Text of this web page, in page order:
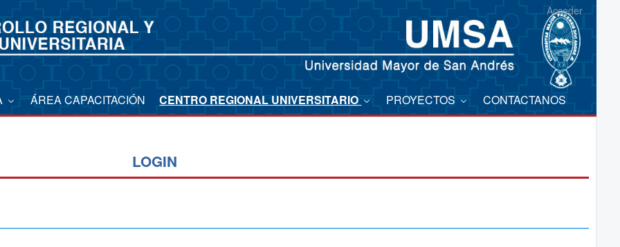
Acceder
ÁREA CAPACITACIÓN CENTRO REGIONAL UNIVERSITARIO PROYECTOS CONTACTANOS
LOGIN